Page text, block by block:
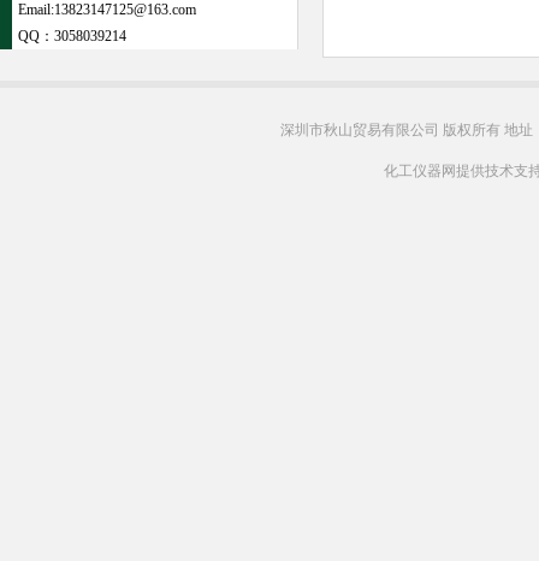
Email:13823147125@163.com
QQ： 3058039214
深圳市秋山贸易有限公司 版权所有 地
化工仪器网提供技术支